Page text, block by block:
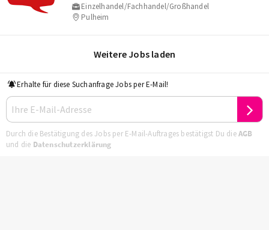
Einzelhandel/Fachhandel/Großhandel
Pulheim
Weitere Jobs laden
Erhalte für diese Suchanfrage Jobs per E-Mail!
Durch die Bestätigung des Jobs per E-Mail-Auftrages bestätigst Du dieAGB
und die Datenschutzerklärung